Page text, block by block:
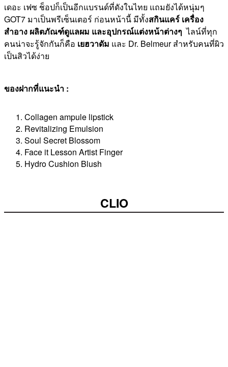
เดอะ เฟซ ช็อปก็เป็นอีกแบรนด์ที่ดังในไทย แถมยังได้หนุ่มๆ
GOT7 มาเป็นพรีเซ็นเตอร์ ก่อนหน้านี้ มีทั้งสกินแคร์ เครื่อง
สำอาง ผลิตภัณฑ์ดูแลผม และอุปกรณ์แต่งหน้าต่างๆ ไลน์ที่ทุก
คนน่าจะรู้จักกันก็คือ เยฮวาดัม และ Dr. Belmeur สำหรับคนที่ผิว
เป็นสิวได้ง่าย
ของฝากที่แนะนำ :
Collagen ampule lipstick
Revitalizing Emulsion
Soul Secret Blossom
Face it Lesson Artist Finger
Hydro Cushion Blush
CLIO